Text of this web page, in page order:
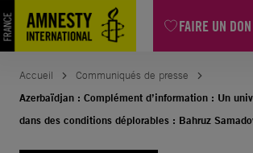
FAIRE UN DON
Aller
au
contenu
Accueil
Communiqués de presse
Azerbaïdjan : Complément d’information : Un
dans des conditions déplorables : Bahruz